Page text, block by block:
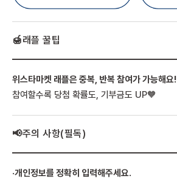
🍯래플 꿀팁
위스타마켓 래플은 중복, 반복 참여가 가능해요!
참여할수록 당첨 확률도, 기부금도 UP🧡
📢주의 사항(필독)
·개인정보를 정확히 입력해주세요.